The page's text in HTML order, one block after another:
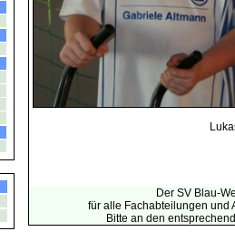
Der SV Blau-
für alle Fachabteilungen und
Bitte an den